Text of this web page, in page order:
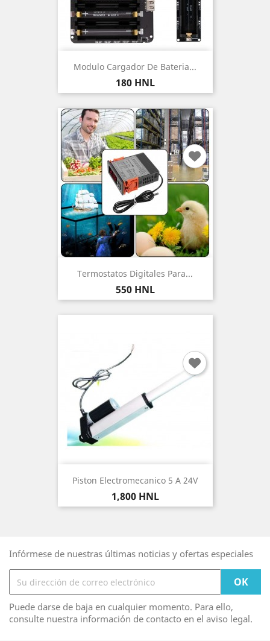
Modulo Cargador De Bateria...
Precio
180 HNL
Termostatos Digitales Para...
Precio
550 HNL
Piston Electromecanico 5 A 24V
Precio
1,800 HNL
Infórmese de nuestras últimas noticias y ofertas especiales
Puede darse de baja en cualquier momento. Para ello,
consulte nuestra información de contacto en el aviso legal.